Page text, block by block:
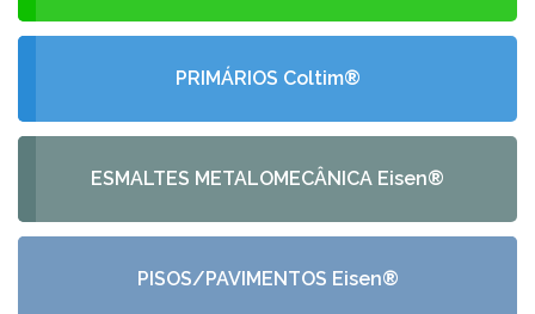
PRIMÁRIOS Coltim®
ESMALTES METALOMECÂNICA Eisen®
PISOS/PAVIMENTOS Eisen®